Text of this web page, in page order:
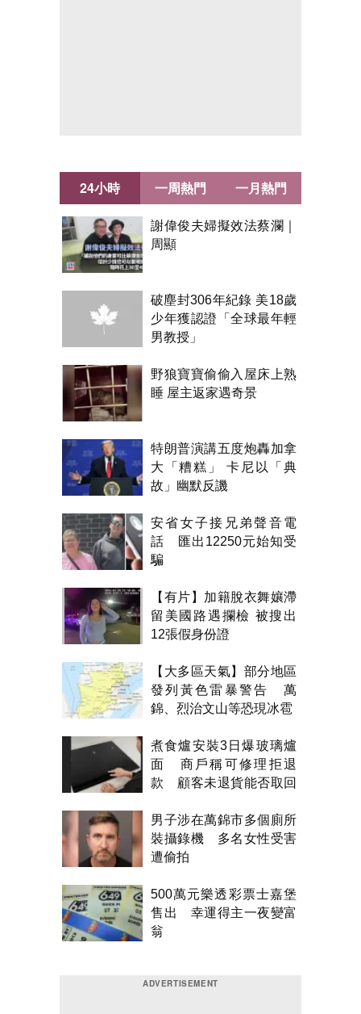
24小時
謝偉俊夫婦擬效法蔡瀾｜
周顯
破塵封306年紀錄 美18歲
少年獲認證「全球最年輕
男教授」
野狼寶寶偷偷入屋床上熟
睡 屋主返家遇奇景
特朗普演講五度炮轟加拿
大「糟糕」 卡尼以「典
故」幽默反譏
安省女子接兄弟聲音電
話 匯出12250元始知受
騙
【有片】加籍脫衣舞孃滯
留美國路遇攔檢 被搜出
12張假身份證
【大多區天氣】部分地區
發列黃色雷暴警告 萬
錦、烈治文山等恐現冰雹
煮食爐安裝3日爆玻璃爐
面 商戶稱可修理拒退
款 顧客未退貨能否取回
男子涉在萬錦市多個廁所
裝攝錄機 多名女性受害
遭偷拍
500萬元樂透彩票士嘉堡
售出 幸運得主一夜變富
翁
一周熱門 一月熱門